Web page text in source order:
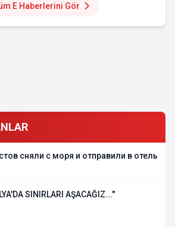
E Haberlerini Gör
сняли с моря и отправили в отель
SINIRLARI AŞACAĞIZ..."